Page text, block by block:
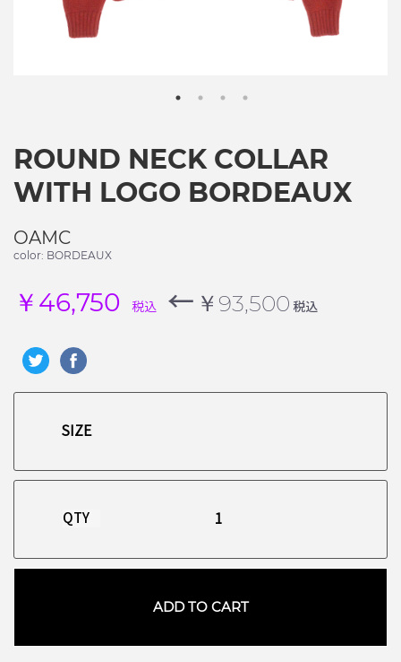
ROUND NECK COLLAR
WITH LOGO BORDEAUX
OAMC
color: BORDEAUX
￥46,750 税込 ← ￥93,500 税込
QTY
ADD TO CART